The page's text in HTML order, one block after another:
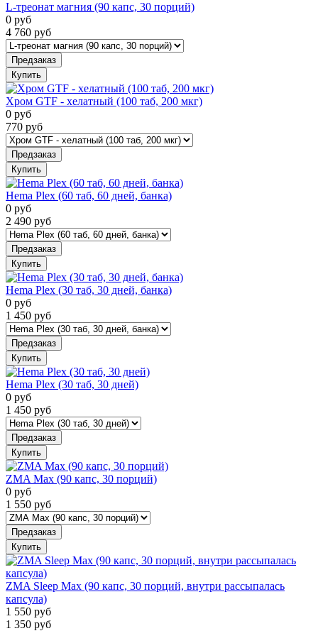
L-треонат магния (90 капс, 30 порций)
0 руб
4 760 руб
Предзаказ
Купить
Хром GTF - хелатный (100 таб, 200 мкг)
0 руб
770 руб
Предзаказ
Купить
Hema Plex (60 таб, 60 дней, банка)
0 руб
2 490 руб
Предзаказ
Купить
Hema Plex (30 таб, 30 дней, банка)
0 руб
1 450 руб
Предзаказ
Купить
Hema Plex (30 таб, 30 дней)
0 руб
1 450 руб
Предзаказ
Купить
ZMA Max (90 капс, 30 порций)
0 руб
1 550 руб
Предзаказ
Купить
ZMA Sleep Max (90 капс, 30 порций, внутри рассыпалась
капсула)
1 550 руб
1 350 руб